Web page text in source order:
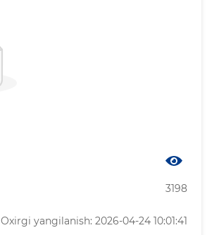
3198
Oxirgi yangilanish: 2026-04-24 10:01:41